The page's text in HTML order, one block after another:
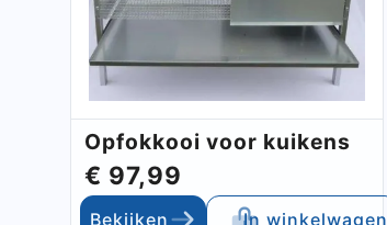
Opfokkooi voor kuikens
€ 97,99
Bekijken In winkelwagen